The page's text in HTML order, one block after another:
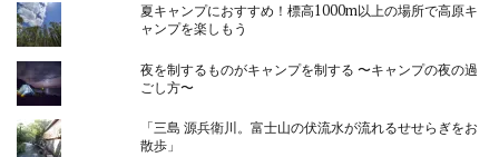
夏キャンプにおすすめ！標高1000m以上の場所で高原キ
ャンプを楽しもう
夜を制するものがキャンプを制する 〜キャンプの夜の過
ごし方〜
「三島 源兵衛川。富士山の伏流水が流れるせせらぎをお
散歩」